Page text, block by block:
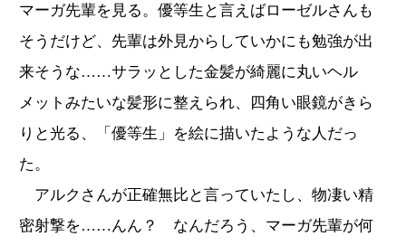
マーガ先輩を見る。優等生と言えばローゼルさんも
そうだけど、先輩は外見からしていかにも勉強が出
来そうな……サラッとした金髪が綺麗に丸いヘル
メットみたいな髪形に整えられ、四角い眼鏡がきら
りと光る、「優等生」を絵に描いたような人だっ
た。
アルクさんが正確無比と言っていたし、物凄い精
密射撃を……んん？ なんだろう、マーガ先輩が何